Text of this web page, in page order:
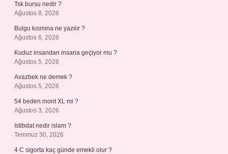
Tsk bursu nedir ?
Ağustos 8, 2026
Bulgu kısmına ne yazılır ?
Ağustos 6, 2026
Kuduz insandan insana geçiyor mu ?
Ağustos 5, 2026
Avazbek ne demek ?
Ağustos 5, 2026
54 beden mont XL mi ?
Ağustos 3, 2026
Istibdat nedir islam ?
Temmuz 30, 2026
4 C sigorta kaç günde emekli olur ?